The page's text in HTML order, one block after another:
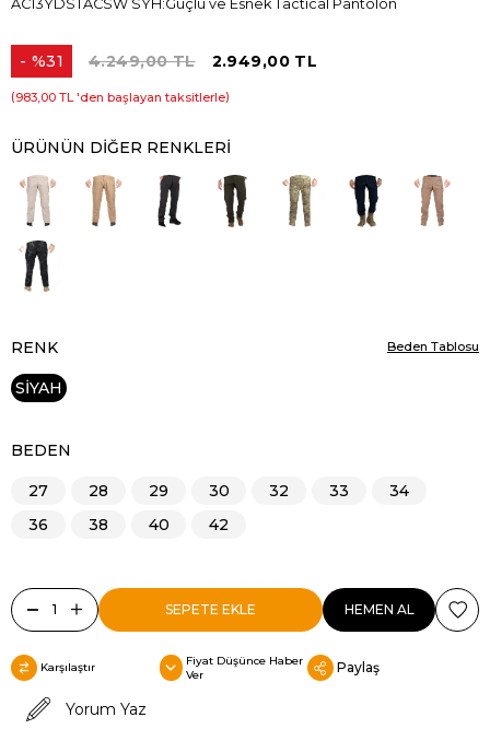
AC13YDSTACSW SYH:Güçlü ve Esnek Tactical Pantolon
%31
İndirim
4.249,00 TL 2.949,00 TL
983,00 TL 'den başlayan taksitlerle
ÜRÜNÜN DIĞER RENKLERI
RENK
SİYAH
BEDEN
27 28 29 30 32 33
34
36
38 40 42
Beden Tablosu
Karşılaştır
Fiyat Düşünce Haber
Ver
Paylaş
Yorum Yaz